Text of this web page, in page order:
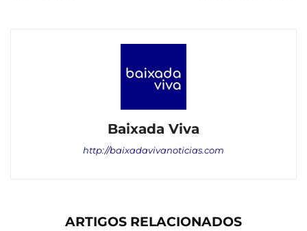
Baixada Viva
http://baixadavivanoticias.com
ARTIGOS RELACIONADOS